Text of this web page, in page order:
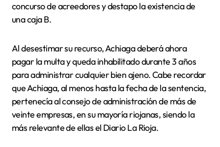
concurso de acreedores y destapo la existencia de
una caja B.
Al desestimar su recurso, Achiaga deberá ahora
pagar la multa y queda inhabilitado durante 3 años
para administrar cualquier bien ajeno. Cabe recordar
que Achiaga, al menos hasta la fecha de la sentencia,
pertenecía al consejo de administración de más de
veinte empresas, en su mayoría riojanas, siendo la
más relevante de ellas el Diario La Rioja.